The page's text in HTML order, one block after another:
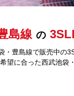
島線 の
・豊島線で販売中の
望に合った西武池袋